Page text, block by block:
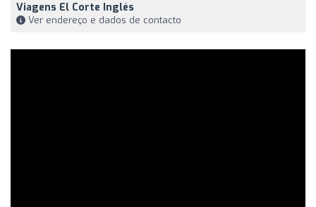
Viagens El Corte Inglés
Ver endereço e dados de contacto